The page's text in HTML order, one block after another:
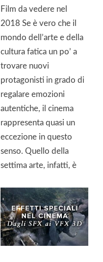
Film da vedere nel
2018 Se è vero che il
mondo dell’arte e della
cultura fatica un po’ a
trovare nuovi
protagonisti in grado di
regalare emozioni
autentiche, il cinema
rappresenta quasi un
eccezione in questo
senso. Quello della
settima arte, infatti, è
per molti artisti con la A
maiuscola. Dopo […]